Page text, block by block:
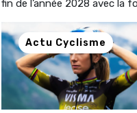
fin de l’année 2028 avec
Actu Cyclisme